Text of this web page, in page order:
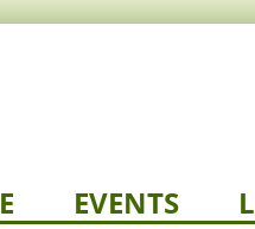
EVENTS